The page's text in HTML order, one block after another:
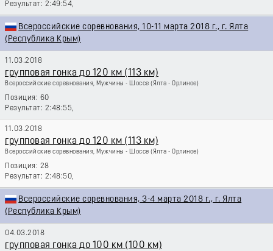
2:49:54,
Всероссийские соревнования, 10-11 марта 2018 г., г. Ялта
(Республика Крым)
11.03.2018
групповая гонка до 120 км (113 км)
Всероссийские соревнования, Мужчины - Шоссе (Ялта - Орлиное)
60
2:48:55,
11.03.2018
групповая гонка до 120 км (113 км)
Всероссийские соревнования, Мужчины - Шоссе (Ялта - Орлиное)
28
2:48:50,
Всероссийские соревнования, 3-4 марта 2018 г., г. Ялта
(Республика Крым)
04.03.2018
групповая гонка до 100 км (100 км)